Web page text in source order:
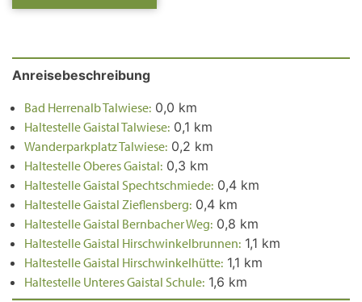
Anreisebeschreibung
Bad Herrenalb Talwiese: 0,0 km
Haltestelle Gaistal Talwiese: 0,1 km
Wanderparkplatz Talwiese: 0,2 km
Haltestelle Oberes Gaistal: 0,3 km
Haltestelle Gaistal Spechtschmiede: 0,4 km
Haltestelle Gaistal Zieflensberg: 0,4 km
Haltestelle Gaistal Bernbacher Weg: 0,8 km
Haltestelle Gaistal Hirschwinkelbrunnen: 1,1 km
Haltestelle Gaistal Hirschwinkelhütte: 1,1 km
Haltestelle Unteres Gaistal Schule: 1,6 km